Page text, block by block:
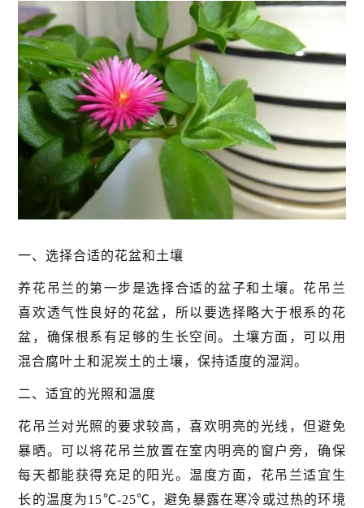
一、选择合适的花盆和土壤
养花吊兰的第一步是选择合适的盆子和土壤。花吊兰
喜欢透气性良好的花盆，所以要选择略大于根系的花
盆，确保根系有足够的生长空间。土壤方面，可以用
混合腐叶土和泥炭土的土壤，保持适度的湿润。
二、适宜的光照和温度
花吊兰对光照的要求较高，喜欢明亮的光线，但避免
暴晒。可以将花吊兰放置在室内明亮的窗户旁，确保
每天都能获得充足的阳光。温度方面，花吊兰适宜生
长的温度为15℃-25℃，避免暴露在寒冷或过热的环境